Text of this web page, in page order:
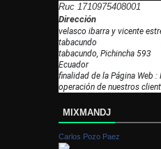
Ruc 1710975408001
Dirección
velasco ibarra y vicente
tabacundo
tabacundo, Pichincha 593
Ecuador
finalidad de la Página Web
operación de nuestros
MIXMANDJ
Carlos Pozo Paez